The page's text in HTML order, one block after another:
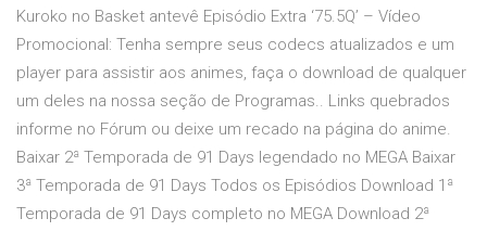
Kuroko no Basket antevê Episódio Extra ‘75.5Q’ – Vídeo
Promocional: Tenha sempre seus codecs atualizados e um
player para assistir aos animes, faça o download de qualquer
um deles na nossa seção de Programas.. Links quebrados
informe no Fórum ou deixe um recado na página do anime.
Baixar 2ª Temporada de 91 Days legendado no MEGA Baixar
3ª Temporada de 91 Days Todos os Episódios Download 1ª
Temporada de 91 Days completo no MEGA Download 2ª